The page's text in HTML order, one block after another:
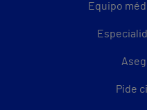
Equipo
Pide